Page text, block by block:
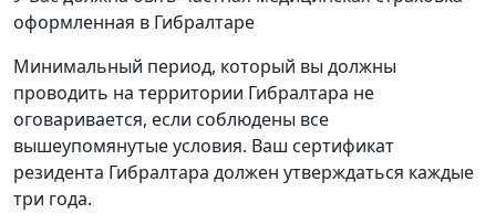
оформленная в Гибралтаре
Минимальный период, который вы должны
проводить на территории Гибралтара не
оговаривается, если соблюдены все
вышеупомянутые условия. Ваш сертификат
резидента Гибралтара должен утверждаться каждые
три года.